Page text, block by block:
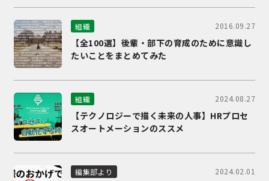
組織 2016.09.27
【全100選】後輩・部下の育成のために意識し
たいことをまとめてみた
組織 2024.08.27
【テクノロジーで描く未来の人事】HRプロセ
スオートメーションのススメ
編集部より 2024.02.01